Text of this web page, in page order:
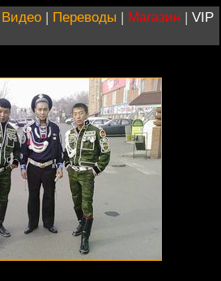
Видео | Переводы | Магазин | VIP